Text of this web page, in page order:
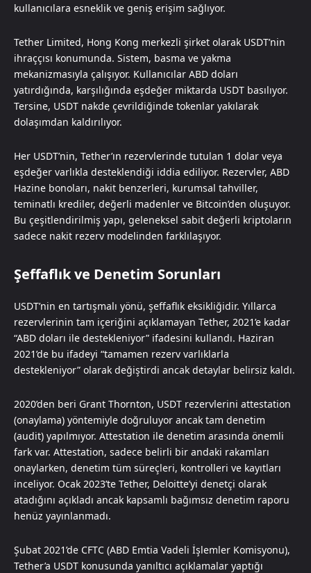
kullanıcılara esneklik ve geniş erişim sağlıyor.
Tether Limited, Hong Kong merkezli şirket olarak USDT’nin
ihraççısı konumunda. Sistem, basma ve yakma
mekanizmasıyla çalışıyor. Kullanıcılar ABD doları
yatırdığında, karşılığında eşdeğer miktarda USDT basılıyor.
Tersine, USDT nakde çevrildiğinde tokenlar yakılarak
dolaşımdan kaldırılıyor.
Her USDT’nin, Tether’ın rezervlerinde tutulan 1 dolar veya
eşdeğer varlıkla desteklendiği iddia ediliyor. Rezervler, ABD
Hazine bonoları, nakit benzerleri, kurumsal tahviller,
teminatlı krediler, değerli madenler ve Bitcoin’den oluşuyor.
Bu çeşitlendirilmiş yapı, geleneksel sabit değerli kriptoların
sadece nakit rezerv modelinden farklılaşıyor.
Şeffaflık ve Denetim Sorunları
USDT’nin en tartışmalı yönü, şeffaflık eksikliğidir. Yıllarca
rezervlerinin tam içeriğini açıklamayan Tether, 2021’e kadar
“ABD doları ile destekleniyor” ifadesini kullandı. Haziran
2021’de bu ifadeyi “tamamen rezerv varlıklarla
destekleniyor” olarak değiştirdi ancak detaylar belirsiz kaldı.
2020’den beri Grant Thornton, USDT rezervlerini attestation
(onaylama) yöntemiyle doğruluyor ancak tam denetim
(audit) yapılmıyor. Attestation ile denetim arasında önemli
fark var. Attestation, sadece belirli bir andaki rakamları
onaylarken, denetim tüm süreçleri, kontrolleri ve kayıtları
inceliyor. Ocak 2023’te Tether, Deloitte’yi denetçi olarak
atadığını açıkladı ancak kapsamlı bağımsız denetim raporu
henüz yayınlanmadı.
Şubat 2021’de CFTC (ABD Emtia Vadeli İşlemler Komisyonu),
Tether’a USDT konusunda yanıltıcı açıklamalar yaptığı